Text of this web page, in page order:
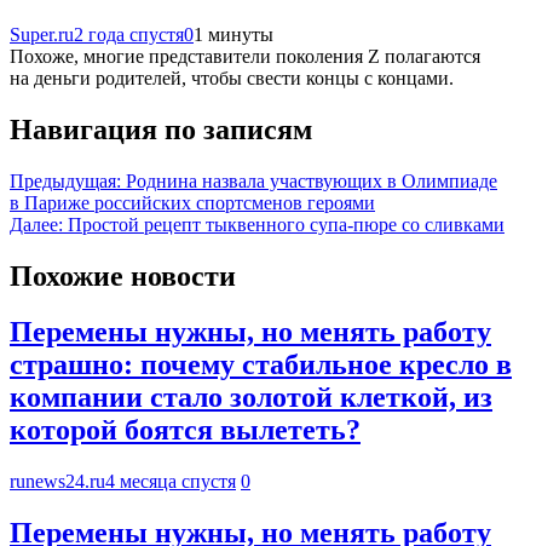
Super.ru2 года спустя01 минуты
Похоже, многие представители поколения Z полагаются
на деньги родителей, чтобы свести концы с концами.
Навигация по записям
Предыдущая: Роднина назвала участвующих в Олимпиаде
в Париже российских спортсменов героями
Далее: Простой рецепт тыквенного супа-пюре со сливками
Похожие новости
Перемены нужны, но менять работу
страшно: почему стабильное кресло в
компании стало золотой клеткой, из
которой боятся вылететь?
runews24.ru4 месяца спустя 0
Перемены нужны, но менять работу